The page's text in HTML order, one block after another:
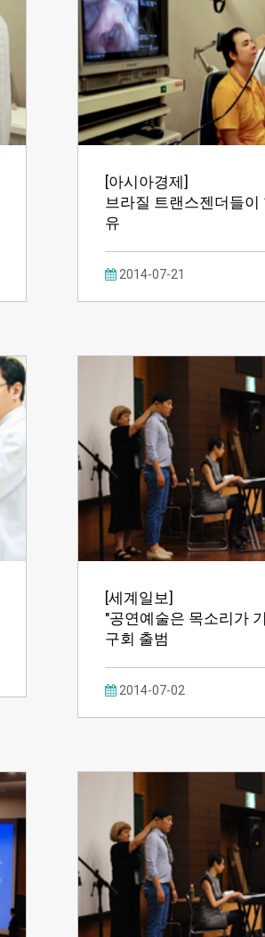
[아시아경제]
브라질 트랜스젠더들이
유
2014-07-21
[세계일보]
"공연예술은 목소리가
구회 출범
2014-07-02